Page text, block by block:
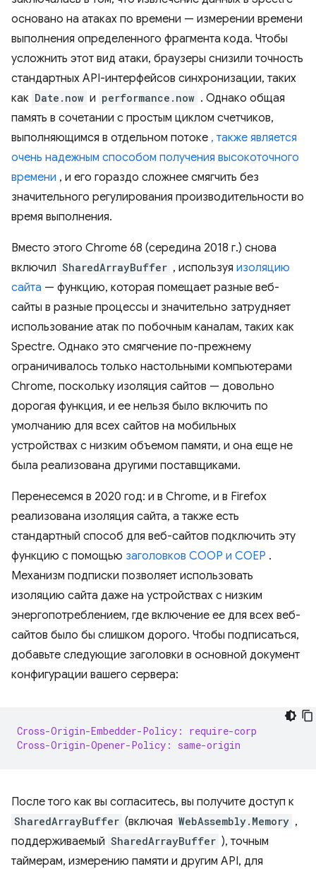
основано на атаках по времени — измерении времени
выполнения определенного фрагмента кода. Чтобы
усложнить этот вид атаки, браузеры снизили точность
стандартных API-интерфейсов синхронизации, таких
как Date.now и performance.now . Однако общая
память в сочетании с простым циклом счетчиков,
выполняющимся в отдельном потоке , также является
очень надежным способом получения высокоточного
времени , и его гораздо сложнее смягчить без
значительного регулирования производительности во
время выполнения.
Вместо этого Chrome 68 (середина 2018 г.) снова
включил SharedArrayBuffer , используя изоляцию
сайта — функцию, которая помещает разные веб-
сайты в разные процессы и значительно затрудняет
использование атак по побочным каналам, таких как
Spectre. Однако это смягчение по-прежнему
ограничивалось только настольными компьютерами
Chrome, поскольку изоляция сайтов — довольно
дорогая функция, и ее нельзя было включить по
умолчанию для всех сайтов на мобильных
устройствах с низким объемом памяти, и она еще не
была реализована другими поставщиками.
Перенесемся в 2020 год: и в Chrome, и в Firefox
реализована изоляция сайта, а также есть
стандартный способ для веб-сайтов подключить эту
функцию с помощью заголовков COOP и COEP .
Механизм подписки позволяет использовать
изоляцию сайта даже на устройствах с низким
энергопотреблением, где включение ее для всех веб-
сайтов было бы слишком дорого. Чтобы подписаться,
добавьте следующие заголовки в основной документ
конфигурации вашего сервера:
Cross-Origin-Embedder-Policy: require-corp
Cross-Origin-Opener-Policy: same-origin
После того как вы согласитесь, вы получите доступ к
SharedArrayBuffer (включая WebAssembly.Memory ,
поддерживаемый SharedArrayBuffer ), точным
таймерам, измерению памяти и другим API, для